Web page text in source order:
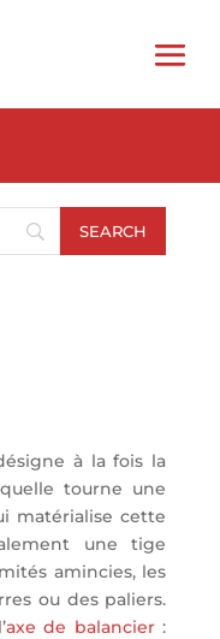
à la fois la
tourne une
matérialise cette
une tige
amincies, les
ou des paliers.
axe de balancier: